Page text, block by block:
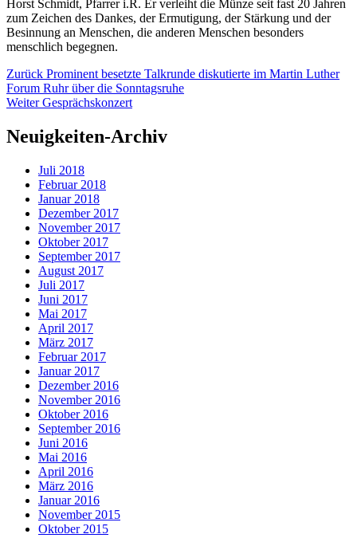
Horst Schmidt, Pfarrer i.R. Er verleiht die Münze seit fast 20 Jahren
zum Zeichen des Dankes, der Ermutigung, der Stärkung und der
Besinnung an Menschen, die anderen Menschen besonders
menschlich begegnen.
Beitragsnavigation
Zurück Vorheriger
Beitrag:
Prominent besetzte Talkrunde diskutierte im Martin Luther
Forum Ruhr über die Sonntagsruhe
Weiter Nächster
Gesprächskonzert
Neuigkeiten-Archiv
Juli 2018
Februar 2018
Januar 2018
Dezember 2017
November 2017
Oktober 2017
September 2017
August 2017
Juli 2017
Juni 2017
Mai 2017
April 2017
März 2017
Februar 2017
Januar 2017
Dezember 2016
November 2016
Oktober 2016
September 2016
Juni 2016
Mai 2016
April 2016
März 2016
Januar 2016
November 2015
Oktober 2015